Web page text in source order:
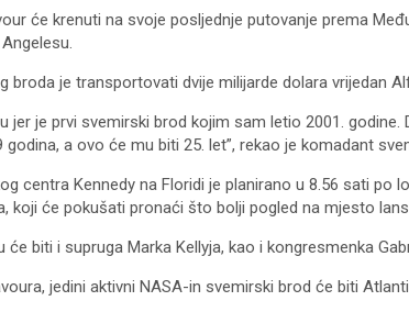
će krenuti na svoje posljednje putovanje prema
broda je transportovati dvije milijarde dolara vrijedan
jer je prvi svemirski brod kojim sam letio 2001.
godina, a ovo će mu biti 25. let”, rekao je komadant
centra Kennedy na Floridi je planirano u 8.56 sati
koji će pokušati pronaći što bolji pogled na mjesto
će biti i supruga Marka Kellyja, kao i kongresmenka
jedini aktivni NASA-in svemirski brod će biti